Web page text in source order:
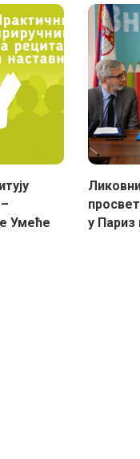
Умеће
у Париз